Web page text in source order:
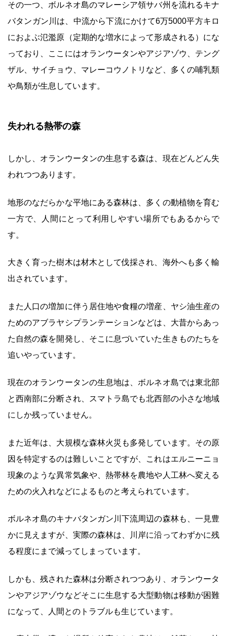
その一つ、ボルネオ島のマレーシア領サバ州を流れるキナ
バタンガン川は、中流から下流にかけて6万5000平方キロ
におよぶ氾濫原（定期的な増水によって形成される）にな
っており、ここにはオランウータンやアジアゾウ、テング
ザル、サイチョウ、マレーコウノトリなど、多くの哺乳類
や鳥類が生息しています。
失われる熱帯の森
しかし、オランウータンの生息する森は、現在どんどん失
われつつあります。
地形のなだらかな平地にある森林は、多くの動植物を育む
一方で、人間にとって利用しやすい場所でもあるからで
す。
大きく育った樹木は材木として伐採され、海外へも多く輸
出されています。
また人口の増加に伴う居住地や食糧の増産、ヤシ油生産の
ためのアブラヤシプランテーションなどは、大昔からあっ
た自然の森を開発し、そこに息づいていた生きものたちを
追いやっています。
現在のオランウータンの生息地は、ボルネオ島では東北部
と西南部に分断され、スマトラ島でも北西部の小さな地域
にしか残っていません。
また近年は、大規模な森林火災も多発しています。その原
因を特定するのは難しいことですが、これはエルニーニョ
現象のような異常気象や、熱帯林を農地や人工林へ変える
ための火入れなどによるものと考えられています。
ボルネオ島のキナバタンガン川下流周辺の森林も、一見豊
かに見えますが、実際の森林は、川岸に沿ってわずかに残
る程度にまで減ってしまっています。
しかも、残された森林は分断されつつあり、オランウータ
ンやアジアゾウなどそこに生息する大型動物は移動が困難
になって、人間とのトラブルも生じています。